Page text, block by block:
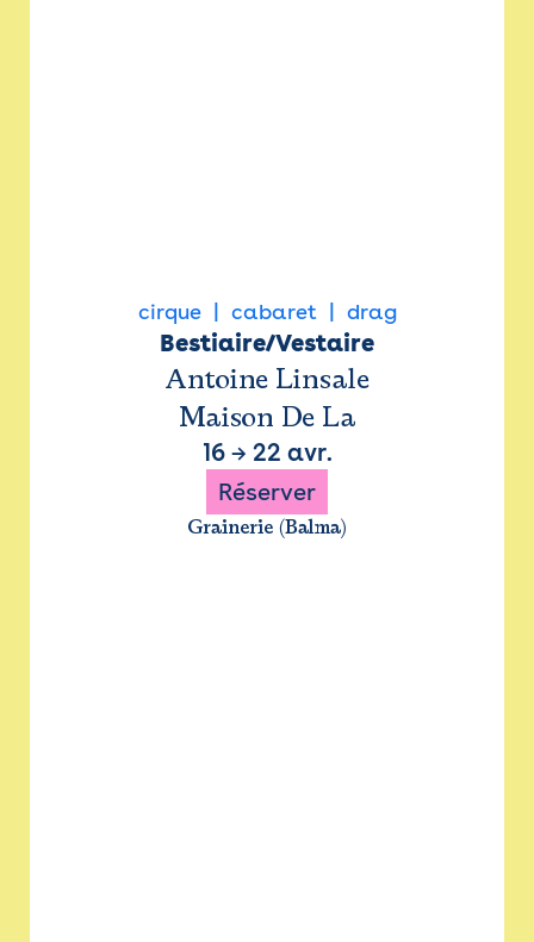
cirque cabaret drag
Bestiaire/Vestaire
Antoine Linsale
Maison De La
16→ 22 avr.
Réserver
Grainerie (Balma)